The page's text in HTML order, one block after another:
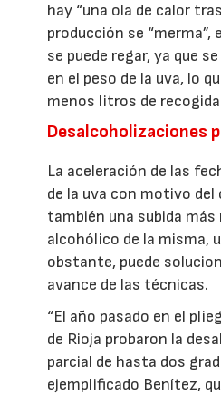
hay “una ola de calor
producción se
se puede regar, ya que
en el peso de la uva, lo
menos litros de
Desalcoholizaciones
La aceleración de las
de la uva con motivo del
también una subida más
alcohólico de la misma,
obstante, puede
avance de las técnicas.
“El año pasado en el
de Rioja probaron la
parcial de hasta dos
ejemplificado Benítez,